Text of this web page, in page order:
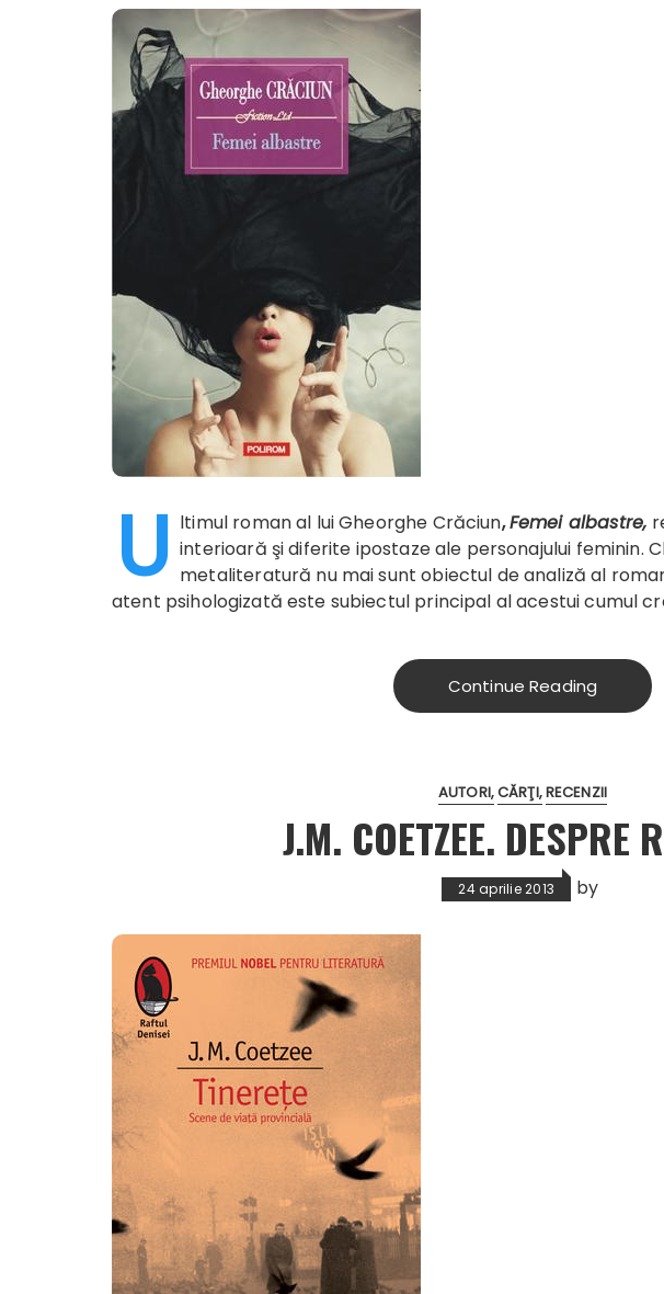
U ltimul roman al lui Gheorghe Crăciun,Femei albastre,
interioară şi diferite ipostaze ale personajului feminin.
metaliteratură nu mai sunt obiectul de analiză al
atent psihologizată este subiectul principal al acestui cumul
Continue Reading
AUTORI CĂRŢI RECENZII
J.M. COETZEE. DESPRE
24 aprilie 2013 by